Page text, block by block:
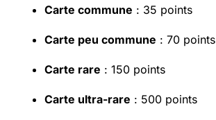
Carte commune : 35 points
Carte peu commune : 70 points
Carte rare : 150 points
Carte ultra-rare : 500 points